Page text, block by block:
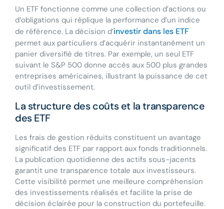
Un ETF fonctionne comme une collection d’actions ou
d’obligations qui réplique la performance d’un indice
de référence. La décision d’investir dans les ETF
permet aux particuliers d’acquérir instantanément un
panier diversifié de titres. Par exemple, un seul ETF
suivant le S&P 500 donne accès aux 500 plus grandes
entreprises américaines, illustrant la puissance de cet
outil d’investissement.
La structure des coûts et la transparence
des ETF
Les frais de gestion réduits constituent un avantage
significatif des ETF par rapport aux fonds traditionnels.
La publication quotidienne des actifs sous-jacents
garantit une transparence totale aux investisseurs.
Cette visibilité permet une meilleure compréhension
des investissements réalisés et facilite la prise de
décision éclairée pour la construction du portefeuille.